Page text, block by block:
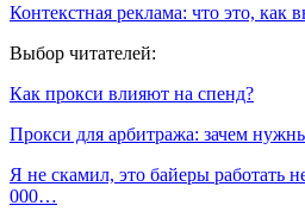
Контекстная реклама: что это, как
Выбор читателей:
Как прокси влияют на спенд?
Прокси для арбитража: зачем
Я не скамил, это байеры работать
000…